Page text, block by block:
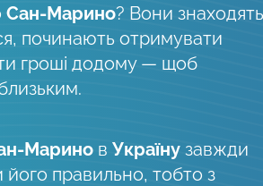
Сан-Марино? Вони знаходять
починають отримувати
гроші додому — щоб
Марино в Україну завжди
правильно, тобто з